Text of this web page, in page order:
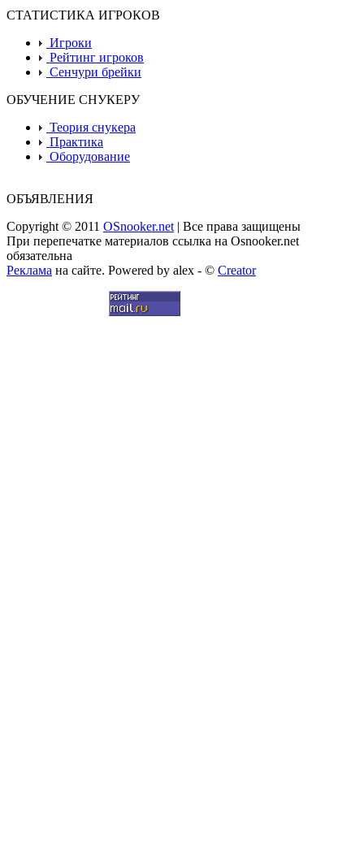
СТАТИСТИКА ИГРОКОВ
Игроки
Рейтинг игроков
Сенчури брейки
ОБУЧЕНИЕ СНУКЕРУ
Теория снукера
Практика
Оборудование
ОБЪЯВЛЕНИЯ
Copyright © 2011 OSnooker.net| Все права защищены
При перепечатке материалов ссылка на Osnooker.net
обязательна
Реклама на сайте. Powered by alex - © Creator